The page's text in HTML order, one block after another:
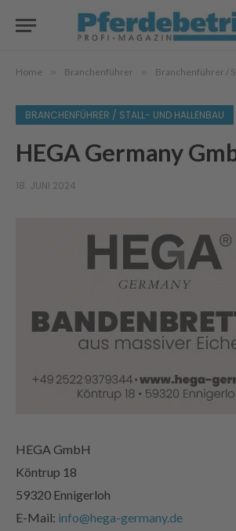
Home » Branchenführer » Branchenführer /
BRANCHENFÜHRER / STALL- UND HALLENBAU
HEGA Germany
18. JUNI 2024
HEGA GmbH
Köntrup 18
59320 Ennigerloh
E-Mail: info@hega-germany.de